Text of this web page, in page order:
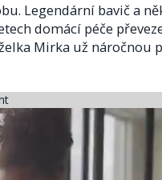
Legendární bavič a
domácí péče
Mirka už náročnou